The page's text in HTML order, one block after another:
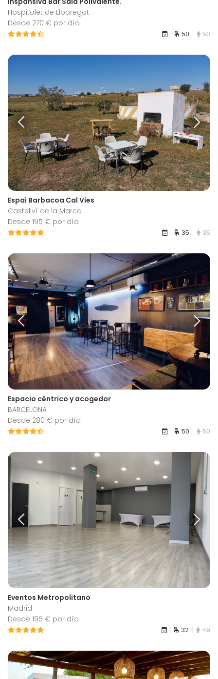
Hospitalet de Llobregat
Desde 270 € por día
50 50
Espai Barbacoa Cal Vies
Castellví de la Marca
Desde 195 € por día
35 35
Espacio céntrico y acogedor
BARCELONA
Desde 280 € por día
50 50
Eventos Metropolitano
Madrid
Desde 195 € por día
32 49